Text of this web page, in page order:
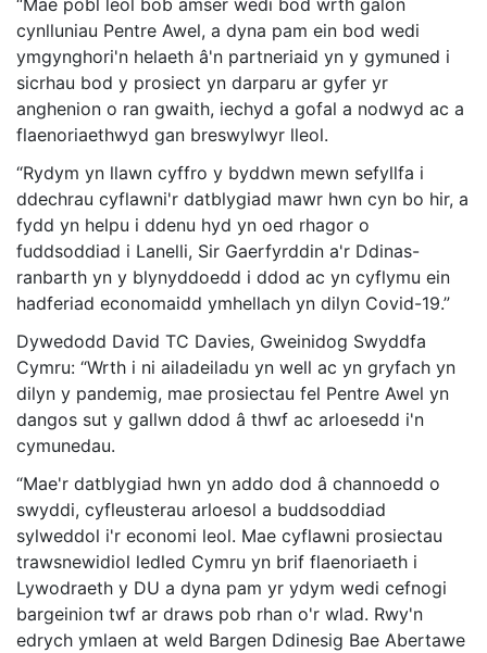
“Mae pobl leol bob amser wedi bod wrth galon
cynlluniau Pentre Awel, a dyna pam ein bod wedi
ymgynghori'n helaeth â'n partneriaid yn y gymuned i
sicrhau bod y prosiect yn darparu ar gyfer yr
anghenion o ran gwaith, iechyd a gofal a nodwyd ac a
flaenoriaethwyd gan breswylwyr lleol.
“Rydym yn llawn cyffro y byddwn mewn sefyllfa i
ddechrau cyflawni'r datblygiad mawr hwn cyn bo hir, a
fydd yn helpu i ddenu hyd yn oed rhagor o
fuddsoddiad i Lanelli, Sir Gaerfyrddin a'r Ddinas-
ranbarth yn y blynyddoedd i ddod ac yn cyflymu ein
hadferiad economaidd ymhellach yn dilyn Covid-19.”
Dywedodd David TC Davies, Gweinidog Swyddfa
Cymru: “Wrth i ni ailadeiladu yn well ac yn gryfach yn
dilyn y pandemig, mae prosiectau fel Pentre Awel yn
dangos sut y gallwn ddod â thwf ac arloesedd i'n
cymunedau.
“Mae'r datblygiad hwn yn addo dod â channoedd o
swyddi, cyfleusterau arloesol a buddsoddiad
sylweddol i'r economi leol. Mae cyflawni prosiectau
trawsnewidiol ledled Cymru yn brif flaenoriaeth i
Lywodraeth y DU a dyna pam yr ydym wedi cefnogi
bargeinion twf ar draws pob rhan o'r wlad. Rwy'n
edrych ymlaen at weld Bargen Ddinesig Bae Abertawe